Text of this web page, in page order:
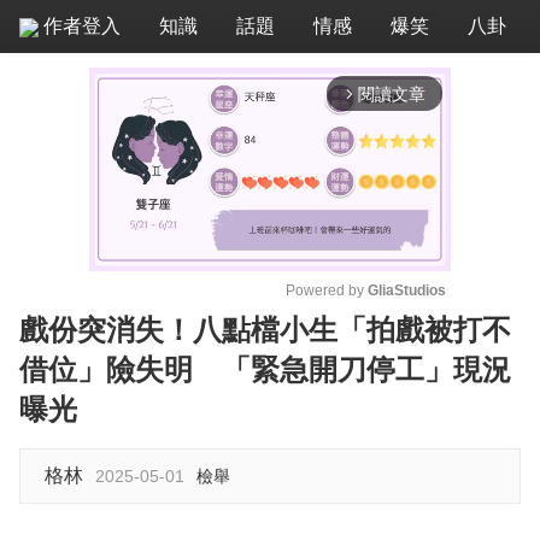
作者登入 知識 話題 情感 爆笑 八卦
arrow_forward_ios 閱讀文章
M
u
t
Powered by GliaStudios
戲份突消失！八點檔小生「拍戲被打不
借位」險失明 「緊急開刀停工」現況
曝光
格林 2025-05-01 檢舉